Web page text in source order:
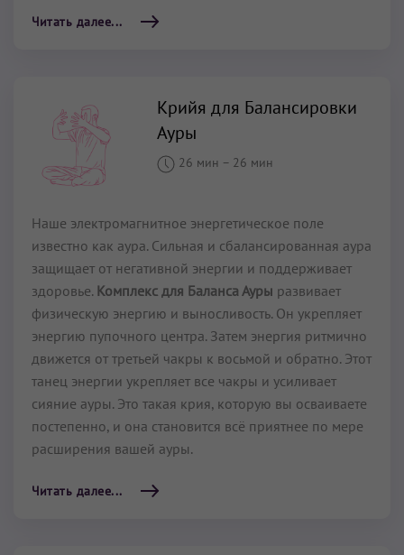
Читать далее...
Крийя для Балансировки
Ауры
26 мин – 26 мин
Наше электромагнитное энергетическое поле
известно как аура. Сильная и сбалансированная аура
защищает от негативной энергии и поддерживает
здоровье. Комплекс для Баланса Ауры развивает
физическую энергию и выносливость. Он укрепляет
энергию пупочного центра. Затем энергия ритмично
движется от третьей чакры к восьмой и обратно. Этот
танец энергии укрепляет все чакры и усиливает
сияние ауры. Это такая крия, которую вы осваиваете
постепенно, и она становится всё приятнее по мере
расширения вашей ауры.
Читать далее...